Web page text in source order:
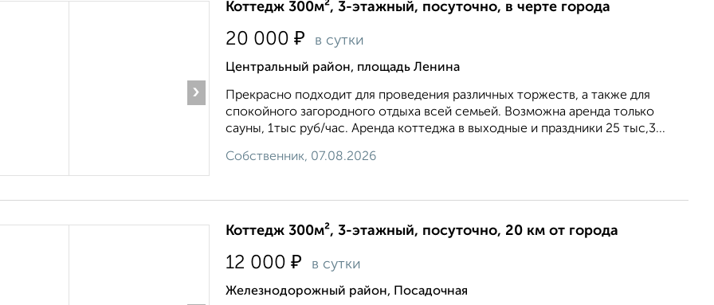
›
Коттедж 300м², 3-этажный, посуточно, в черте города
20 000 ₽ в сутки
Центральный район, площадь Ленина
Прекрасно подходит для проведения различных торжеств, а также для
спокойного загородного отдыха всей семьей. Возможна аренда только
сауны, 1тыс руб/час. Аренда коттеджа в выходные и праздники 25 тыс,3...
Собственник, 07.08.2026
Коттедж 300м², 3-этажный, посуточно, 20 км от города
12 000 ₽ в сутки
Железнодорожный район, Посадочная